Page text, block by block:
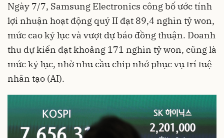
Ngày 7/7, Samsung Electronics công bố ước tính
lợi nhuận hoạt động quý II đạt 89,4 nghìn tỷ won,
mức cao kỷ lục và vượt dự báo đồng thuận. Doanh
thu dự kiến đạt khoảng 171 nghìn tỷ won, cũng là
mức kỷ lục, nhờ nhu cầu chip nhớ phục vụ trí tuệ
nhân tạo (AI).